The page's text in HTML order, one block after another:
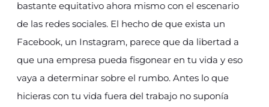
bastante equitativo ahora mismo con el escenario
de las redes sociales. El hecho de que exista un
Facebook, un Instagram, parece que da libertad a
que una empresa pueda fisgonear en tu vida y eso
vaya a determinar sobre el rumbo. Antes lo que
hicieras con tu vida fuera del trabajo no suponía